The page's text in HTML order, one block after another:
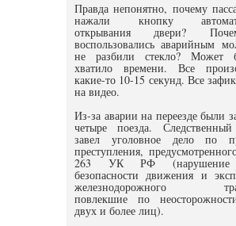
Правда непонятно, почему
нажали кнопку
открывания двери?
воспользовались аварийным
не разбили стекло? Может
хватило времени. Все
какие-то 10-15 секунд. Все
на видео.
Из-за аварии на переезде были
четыре поезда.
завел уголовное дело по
преступления,
263 УК РФ (нарушение
безопасности движения и
железнодорожного
повлекшие по
двух и более лиц).